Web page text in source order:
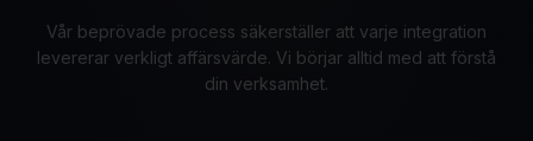
Vår beprövade process säkerställer att varje integration
levererar verkligt affärsvärde. Vi börjar alltid med att förstå
din verksamhet.